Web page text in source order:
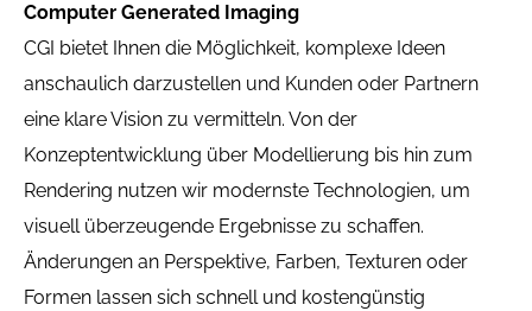
Computer Generated Imaging
CGI bietet Ihnen die Möglichkeit, komplexe Ideen
anschaulich darzustellen und Kunden oder Partnern
eine klare Vision zu vermitteln. Von der
Konzeptentwicklung über Modellierung bis hin zum
Rendering nutzen wir modernste Technologien, um
visuell überzeugende Ergebnisse zu schaffen.
Änderungen an Perspektive, Farben, Texturen oder
Formen lassen sich schnell und kostengünstig